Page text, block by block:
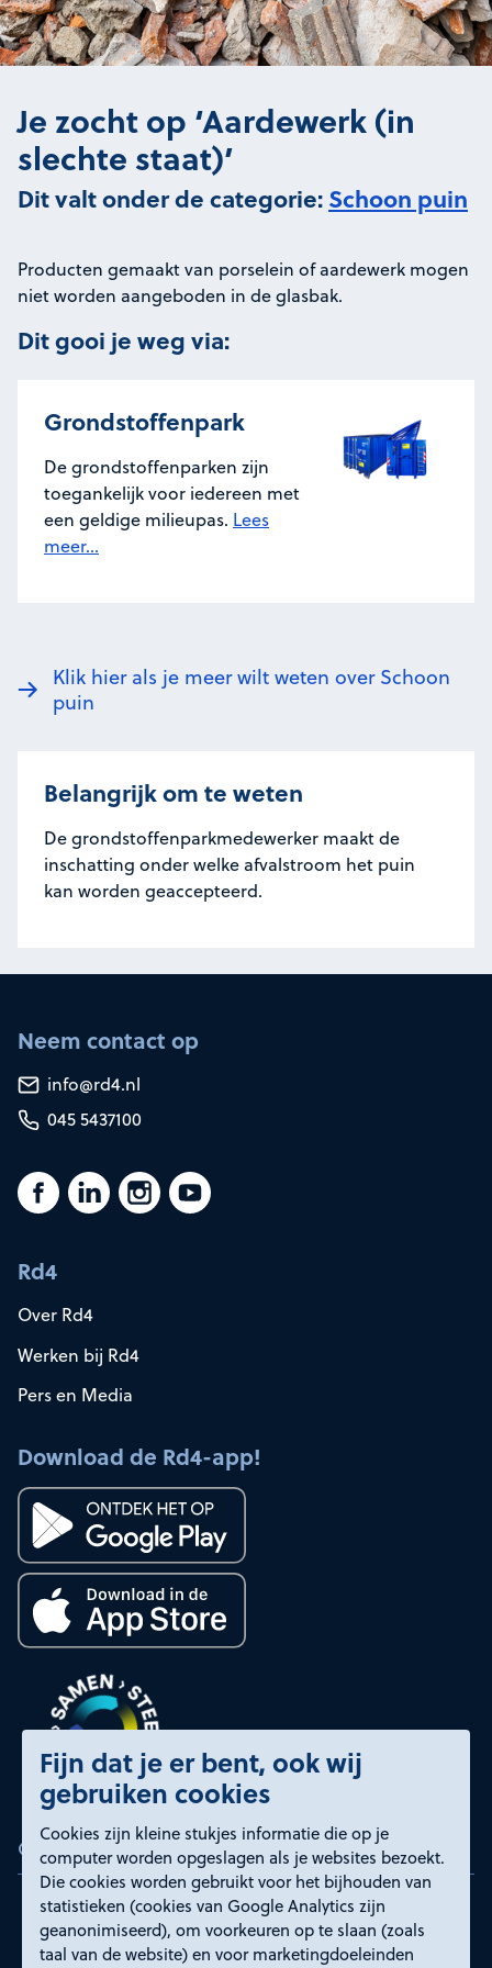
Fijn dat je er bent, ook wij
gebruiken cookies
Cookies zijn kleine stukjes informatie die op je
computer worden opgeslagen als je websites bezoekt.
Die cookies worden gebruikt voor het bijhouden van
statistieken (cookies van Google Analytics zijn
geanonimiseerd), om voorkeuren op te slaan (zoals
taal van de website) en voor marketingdoeleinden
Je zocht op ‘Aardewerk (in
slechte staat)’
Dit valt onder de categorie:Schoon puin
Producten gemaakt van porselein of aardewerk mogen
niet worden aangeboden in de glasbak.
Dit gooi je weg via:
Grondstoffenpark
De grondstoffenparken zijn
toegankelijk voor iedereen met
een geldige milieupas. Lees
meer...
Klik hier als je meer wilt weten over Schoon
puin
Belangrijk om te weten
De grondstoffenparkmedewerker maakt de
inschatting onder welke afvalstroom het puin
kan worden geaccepteerd.
Neem contact op
info@rd4.nl
045 5437100
Rd4
Over Rd4
Werken bij Rd4
Pers en Media
Download de Rd4-app!
Certificeringen